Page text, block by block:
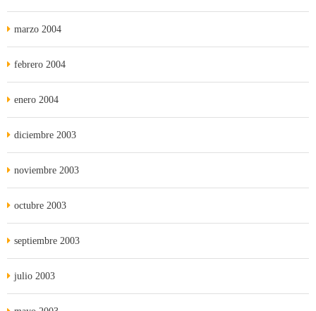
marzo 2004
febrero 2004
enero 2004
diciembre 2003
noviembre 2003
octubre 2003
septiembre 2003
julio 2003